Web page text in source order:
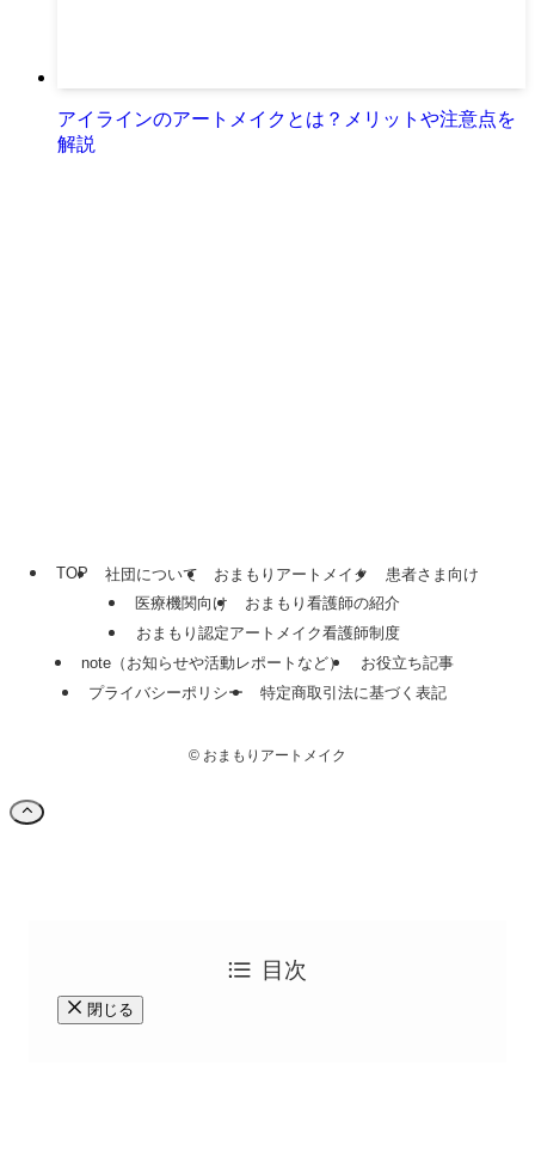
アイラインのアートメイクとは？メリットや注意点を
解説
TOP 社団について おまもりアートメイク
患者さま向け
医療機関向け
おまもり看護師の紹介
おまもり認定アートメイク看護師制度
note（お知らせや活動レポートなど）
お役立ち記事
プライバシーポリシー
特定商取引法に基づく表記
© おまもりアートメイク
目次
閉じる